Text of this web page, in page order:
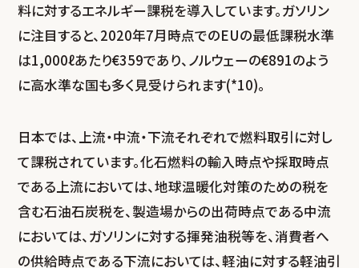
料に対するエネルギー課税を導入しています。ガソリン
に注目すると、2020年7月時点でのEUの最低課税水準
は1,000ℓあたり€359であり、ノルウェーの€891のよう
に高水準な国も多く見受けられます(*10)。
日本では、上流・中流・下流それぞれで燃料取引に対し
て課税されています。化石燃料の輸入時点や採取時点
である上流においては、地球温暖化対策のための税を
含む石油石炭税を、製造場からの出荷時点である中流
においては、ガソリンに対する揮発油税等を、消費者へ
の供給時点である下流においては、軽油に対する軽油引